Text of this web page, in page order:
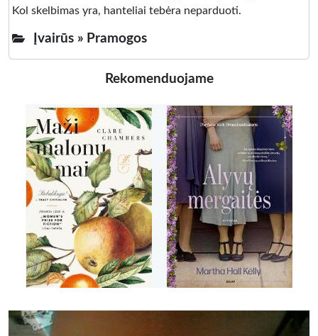
Kol skelbimas yra, hanteliai tebėra neparduoti.
Įvairūs » Pramogos
Rekomenduojame